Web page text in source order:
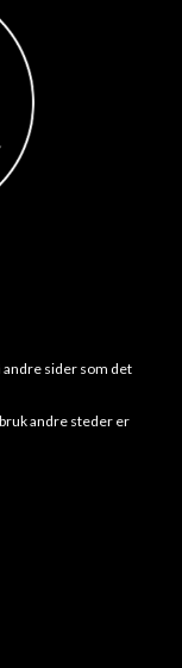
andre sider som det
andre steder er